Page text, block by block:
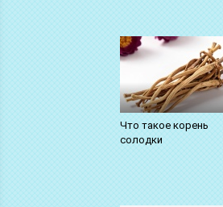
Что такое корень
солодки